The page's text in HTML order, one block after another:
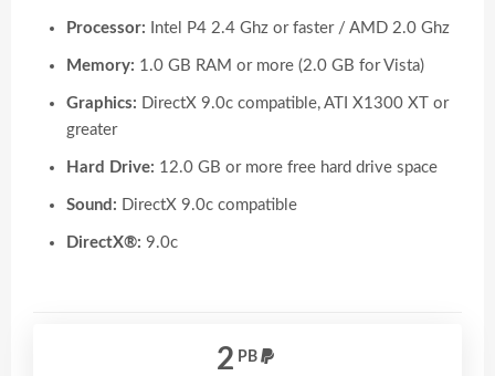
Processor: Intel P4 2.4 Ghz or faster / AMD 2.0 Ghz
Memory: 1.0 GB RAM or more (2.0 GB for Vista)
Graphics: DirectX 9.0c compatible, ATI X1300 XT or
greater
Hard Drive: 12.0 GB or more free hard drive space
Sound: DirectX 9.0c compatible
DirectX®: 9.0c
2 PB